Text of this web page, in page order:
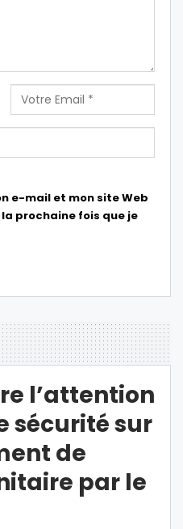
e-mail et mon site Web
prochaine fois que je
l’attention
sécurité sur
de
par le